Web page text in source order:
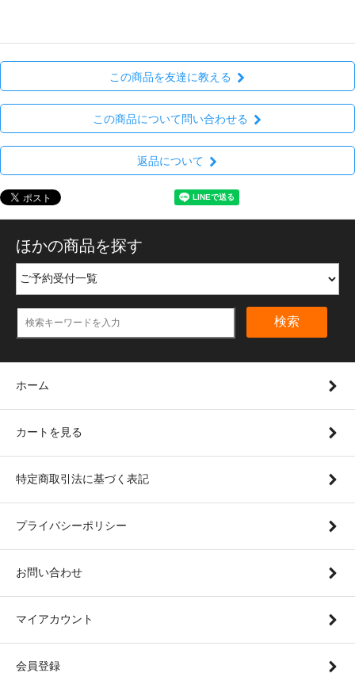
この商品を友達に教える
この商品について問い合わせる
返品について
ほかの商品を探す
検索
ホーム
カートを見る
特定商取引法に基づく表記
プライバシーポリシー
お問い合わせ
マイアカウント
会員登録